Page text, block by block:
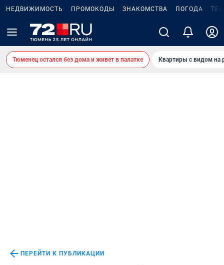
НЕДВИЖИМОСТЬ ПРОМОКОДЫ ЗНАКОМСТВА ПОГОДА
Тюменец остался без дома и живет в палатке Квартиры с видом на
ПЕРЕЙТИ К ПУБЛИКАЦИИ